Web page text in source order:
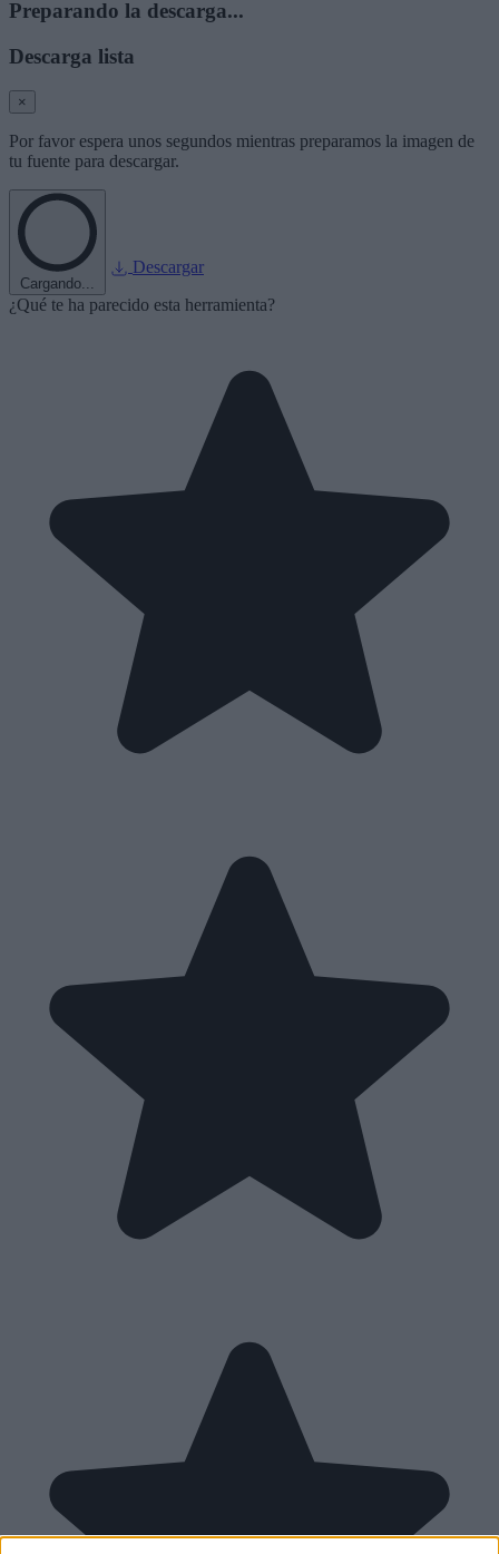
Preparando la descarga...
Descarga lista
×
Por favor espera unos segundos mientras preparamos la imagen de
tu fuente para descargar.
Cargando...
Descargar
¿Qué te ha parecido esta herramienta?